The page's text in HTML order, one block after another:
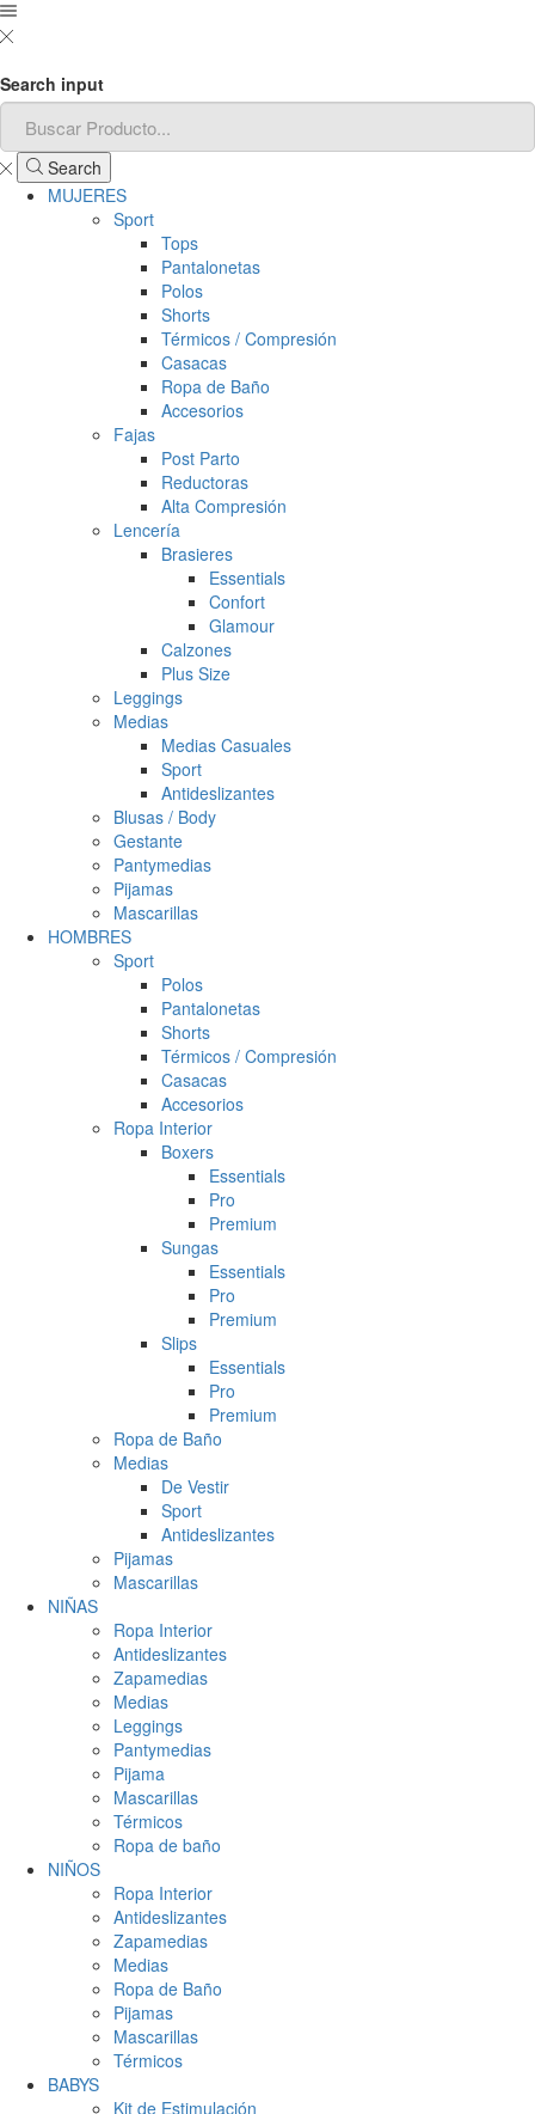
Search input
Search
MUJERES
Sport
Tops
Pantalonetas
Polos
Shorts
Térmicos / Compresión
Casacas
Ropa de Baño
Accesorios
Fajas
Post Parto
Reductoras
Alta Compresión
Lencería
Brasieres
Essentials
Confort
Glamour
Calzones
Plus Size
Leggings
Medias
Medias Casuales
Sport
Antideslizantes
Blusas / Body
Gestante
Pantymedias
Pijamas
Mascarillas
HOMBRES
Sport
Polos
Pantalonetas
Shorts
Térmicos / Compresión
Casacas
Accesorios
Ropa Interior
Boxers
Essentials
Pro
Premium
Sungas
Essentials
Pro
Premium
Slips
Essentials
Pro
Premium
Ropa de Baño
Medias
De Vestir
Sport
Antideslizantes
Pijamas
Mascarillas
NIÑAS
Ropa Interior
Antideslizantes
Zapamedias
Medias
Leggings
Pantymedias
Pijama
Mascarillas
Térmicos
Ropa de baño
NIÑOS
Ropa Interior
Antideslizantes
Zapamedias
Medias
Ropa de Baño
Pijamas
Mascarillas
Térmicos
BABYS
Kit de Estimulación